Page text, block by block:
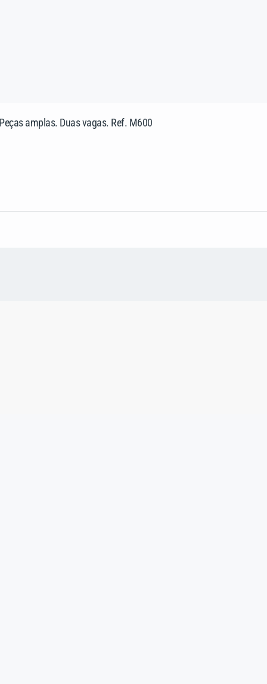
amplas. Duas vagas. Ref. M600